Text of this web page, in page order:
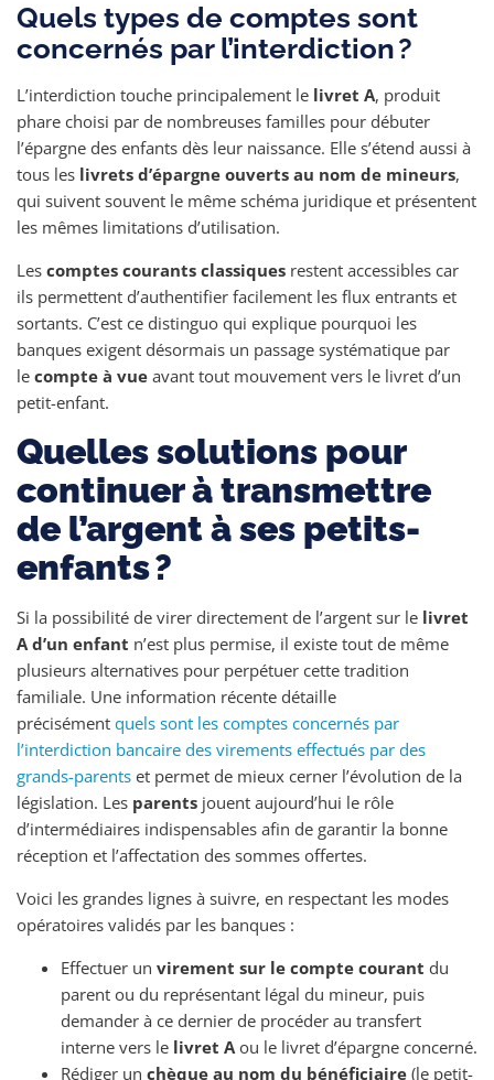
Quels types de comptes sont
concernés par l’interdiction ?
L’interdiction touche principalement le livret A, produit
phare choisi par de nombreuses familles pour débuter
l’épargne des enfants dès leur naissance. Elle s’étend aussi à
tous les livrets d’épargne ouverts au nom de mineurs,
qui suivent souvent le même schéma juridique et présentent
les mêmes limitations d’utilisation.
Les comptes courants classiques restent accessibles car
ils permettent d’authentifier facilement les flux entrants et
sortants. C’est ce distinguo qui explique pourquoi les
banques exigent désormais un passage systématique par
le compte à vue avant tout mouvement vers le livret d’un
petit-enfant.
Quelles solutions pour
continuer à transmettre
de l’argent à ses petits-
enfants ?
Si la possibilité de virer directement de l’argent sur le livret
A d’un enfant n’est plus permise, il existe tout de même
plusieurs alternatives pour perpétuer cette tradition
familiale. Une information récente détaille
précisément quels sont les comptes concernés par
l’interdiction bancaire des virements effectués par des
grands-parents et permet de mieux cerner l’évolution de la
législation. Les parents jouent aujourd’hui le rôle
d’intermédiaires indispensables afin de garantir la bonne
réception et l’affectation des sommes offertes.
Voici les grandes lignes à suivre, en respectant les modes
opératoires validés par les banques :
Effectuer un virement sur le compte courant du
parent ou du représentant légal du mineur, puis
demander à ce dernier de procéder au transfert
interne vers le livret Aou le livret d’épargne concerné.
Rédiger un chèque au nom du bénéficiaire (le petit-